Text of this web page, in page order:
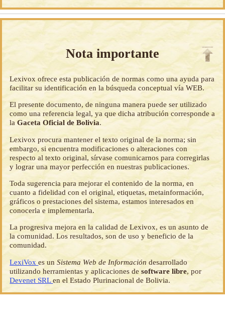
Nota importante
Lexivox ofrece esta publicación de normas como una ayuda para
facilitar su identificación en la búsqueda conceptual vía WEB.
El presente documento, de ninguna manera puede ser utilizado
como una referencia legal, ya que dicha atribución corresponde a
laGaceta Oficial de Bolivia.
Lexivox procura mantener el texto original de la norma; sin
embargo, si encuentra modificaciones o alteraciones con
respecto al texto original, sírvase comunicarnos para corregirlas
y lograr una mayor perfección en nuestras publicaciones.
Toda sugerencia para mejorar el contenido de la norma, en
cuanto a fidelidad con el original, etiquetas, metainformación,
gráficos o prestaciones del sistema, estamos interesados en
conocerla e implementarla.
La progresiva mejora en la calidad de Lexivox, es un asunto de
la comunidad. Los resultados, son de uso y beneficio de la
comunidad.
LexiVoxes unSistema Web de Información desarrollado
utilizando herramientas y aplicaciones desoftware libre, por
Devenet SRLen el Estado Plurinacional de Bolivia.